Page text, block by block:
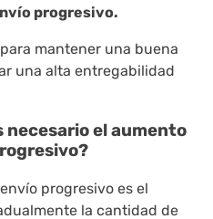
progresivo.
mantener una buena
una alta entregabilidad
necesario el aumento
progresivo es el
la cantidad de